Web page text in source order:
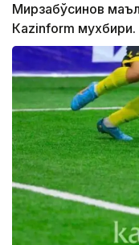
Мирзабўсинов
Кazinform мухбири.